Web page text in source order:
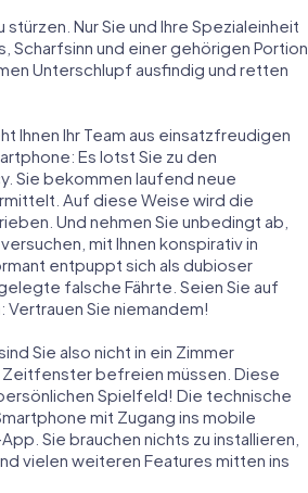
Nur Sie und Ihre Spezialeinheit
Scharfsinn und einer gehörigen Portion
Unterschlupf ausfindig und retten
Ihnen Ihr Team aus einsatzfreudigen
Es lotst Sie zu den
Sie bekommen laufend neue
Auf diese Weise wird die
Und nehmen Sie unbedingt ab,
mit Ihnen konspirativ in
entpuppt sich als dubioser
falsche Fährte. Seien Sie auf
Vertrauen Sie niemandem!
Sie also nicht in ein Zimmer
befreien müssen. Diese
Spielfeld! Die technische
mit Zugang ins mobile
Sie brauchen nichts zu installieren,
vielen weiteren Features mitten ins